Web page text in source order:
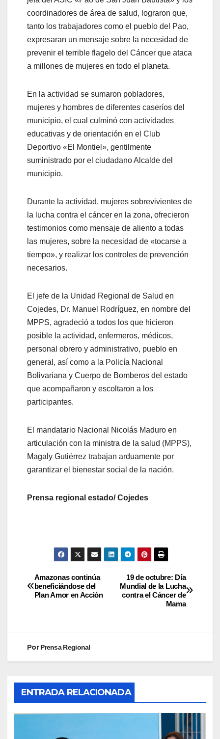
coordinadores de área de salud, lograron que,
tanto los trabajadores como el pueblo del Pao,
expresaran un mensaje sobre la necesidad de
prevenir el terrible flagelo del Cáncer que ataca
a millones de mujeres en todo el planeta.
En la actividad se sumaron pobladores,
mujeres y hombres de diferentes caseríos del
municipio, el cual culminó con actividades
educativas y de orientación en el Club
Deportivo «El Montiel», gentilmente
suministrado por el ciudadano Alcalde del
municipio.
Durante la actividad, mujeres sobrevivientes de
la lucha contra el cáncer en la zona, ofrecieron
testimonios como mensaje de aliento a todas
las mujeres, sobre la necesidad de «tocarse a
tiempo», y realizar los controles de prevención
necesarios.
El jefe de la Unidad Regional de Salud en
Cojedes, Dr. Manuel Rodríguez, en nombre del
MPPS, agradeció a todos los que hicieron
posible la actividad, enfermeros, médicos,
personal obrero y administrativo, pueblo en
general, así como a la Policía Nacional
Bolivariana y Cuerpo de Bomberos del estado
que acompañaron y escoltaron a los
participantes.
El mandatario Nacional Nicolás Maduro en
articulación con la ministra de la salud (MPPS),
Magaly Gutiérrez trabajan arduamente por
garantizar el bienestar social de la nación.
Prensa regional estado/ Cojedes
19 de octubre: Día
Mundial de la Lucha
contra el Cáncer de
Mama
Amazonas continúa
beneficiándose del
Plan Amor en Acción
PorPrensa Regional
ENTRADA RELACIONADA